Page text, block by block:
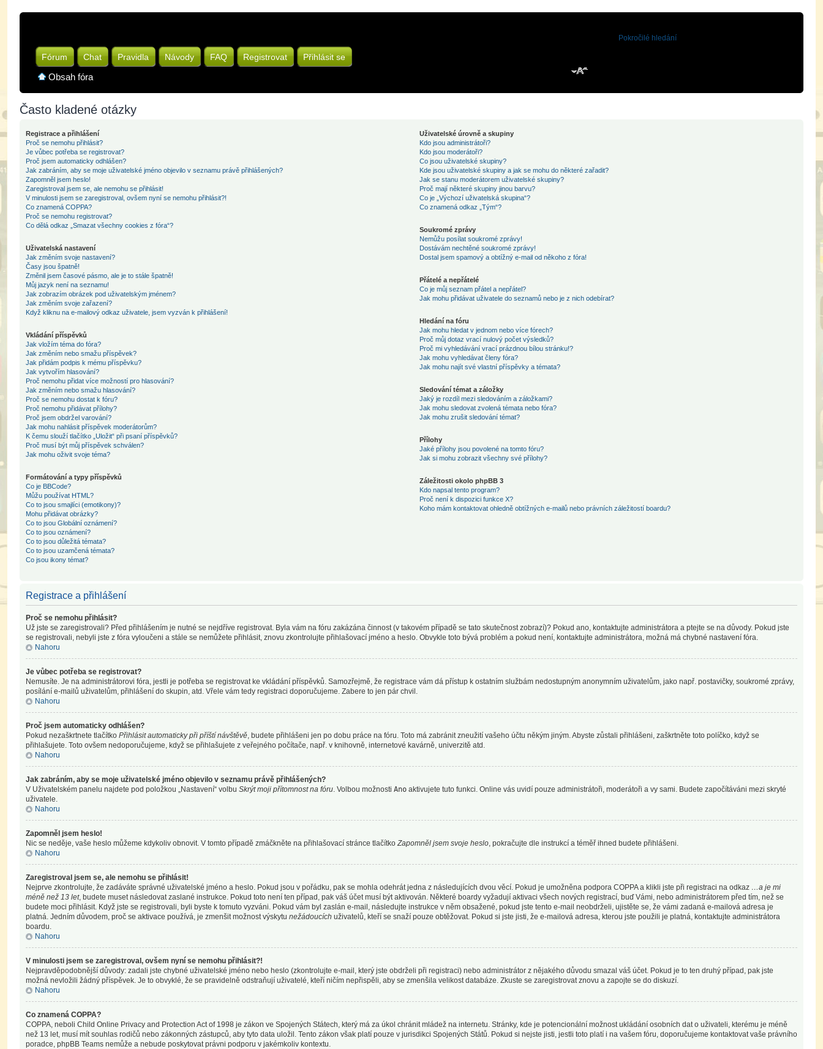
Fórum Chat Pravidla Návody FAQ Registrovat Přihlásit se
Obsah fóra
Pokročilé hledání
Často kladené otázky
Registrace a přihlášení
Proč se nemohu přihlásit?
Je vůbec potřeba se registrovat?
Proč jsem automaticky odhlášen?
Jak zabráním, aby se moje uživatelské jméno objevilo v seznamu právě přihlášených?
Zapomněl jsem heslo!
Zaregistroval jsem se, ale nemohu se přihlásit!
V minulosti jsem se zaregistroval, ovšem nyní se nemohu přihlásit?!
Co znamená COPPA?
Proč se nemohu registrovat?
Co dělá odkaz „Smazat všechny cookies z fóra“?
Uživatelská nastavení
Jak změním svoje nastavení?
Časy jsou špatně!
Změnil jsem časové pásmo, ale je to stále špatně!
Můj jazyk není na seznamu!
Jak zobrazím obrázek pod uživatelským jménem?
Jak změním svoje zařazení?
Když kliknu na e-mailový odkaz uživatele, jsem vyzván k přihlášení!
Vkládání příspěvků
Jak vložím téma do fóra?
Jak změním nebo smažu příspěvek?
Jak přidám podpis k mému příspěvku?
Jak vytvořím hlasování?
Proč nemohu přidat více možností pro hlasování?
Jak změním nebo smažu hlasování?
Proč se nemohu dostat k fóru?
Proč nemohu přidávat přílohy?
Proč jsem obdržel varování?
Jak mohu nahlásit příspěvek moderátorům?
K čemu slouží tlačítko „Uložit“ při psaní příspěvků?
Proč musí být můj příspěvek schválen?
Jak mohu oživit svoje téma?
Formátování a typy příspěvků
Co je BBCode?
Můžu používat HTML?
Co to jsou smajlíci (emotikony)?
Mohu přidávat obrázky?
Co to jsou Globální oznámení?
Co to jsou oznámení?
Co to jsou důležitá témata?
Co to jsou uzamčená témata?
Co jsou ikony témat?
Uživatelské úrovně a skupiny
Kdo jsou administrátoři?
Kdo jsou moderátoři?
Co jsou uživatelské skupiny?
Kde jsou uživatelské skupiny a jak se mohu do některé zařadit?
Jak se stanu moderátorem uživatelské skupiny?
Proč mají některé skupiny jinou barvu?
Co je „Výchozí uživatelská skupina“?
Co znamená odkaz „Tým“?
Soukromé zprávy
Nemůžu posílat soukromé zprávy!
Dostávám nechtěné soukromé zprávy!
Dostal jsem spamový a obtížný e-mail od někoho z fóra!
Přátelé a nepřátelé
Co je můj seznam přátel a nepřátel?
Jak mohu přidávat uživatele do seznamů nebo je z nich odebírat?
Hledání na fóru
Jak mohu hledat v jednom nebo více fórech?
Proč můj dotaz vrací nulový počet výsledků?
Proč mi vyhledávání vrací prázdnou bílou stránku!?
Jak mohu vyhledávat členy fóra?
Jak mohu najít své vlastní příspěvky a témata?
Sledování témat a záložky
Jaký je rozdíl mezi sledováním a záložkami?
Jak mohu sledovat zvolená témata nebo fóra?
Jak mohu zrušit sledování témat?
Přílohy
Jaké přílohy jsou povolené na tomto fóru?
Jak si mohu zobrazit všechny své přílohy?
Záležitosti okolo phpBB 3
Kdo napsal tento program?
Proč není k dispozici funkce X?
Koho mám kontaktovat ohledně obtížných e-mailů nebo právních záležitostí boardu?
Registrace a přihlášení
Proč se nemohu přihlásit?
Už jste se zaregistrovali? Před přihlášením je nutné se nejdříve registrovat. Byla vám na fóru zakázána činnost (v takovém případě se tato skutečnost zobrazí)? Pokud ano, kontaktujte administrátora a ptejte se na důvody. Pokud jste
se registrovali, nebyli jste z fóra vyloučeni a stále se nemůžete přihlásit, znovu zkontrolujte přihlašovací jméno a heslo. Obvykle toto bývá problém a pokud není, kontaktujte administrátora, možná má chybné nastavení fóra.
Nahoru
Je vůbec potřeba se registrovat?
Nemusíte. Je na administrátorovi fóra, jestli je potřeba se registrovat ke vkládání příspěvků. Samozřejmě, že registrace vám dá přístup k ostatním službám nedostupným anonymním uživatelům, jako např. postavičky, soukromé zprávy,
posílání e-mailů uživatelům, přihlášení do skupin, atd. Vřele vám tedy registraci doporučujeme. Zabere to jen pár chvil.
Nahoru
Proč jsem automaticky odhlášen?
Pokud nezaškrtnete tlačítko Přihlásit automaticky při příští návštěvě, budete přihlášeni jen po dobu práce na fóru. Toto má zabránit zneužití vašeho účtu někým jiným. Abyste zůstali přihlášeni, zaškrtněte toto políčko, když se
přihlašujete. Toto ovšem nedoporučujeme, když se přihlašujete z veřejného počítače, např. v knihovně, internetové kavárně, univerzitě atd.
Nahoru
Jak zabráním, aby se moje uživatelské jméno objevilo v seznamu právě přihlášených?
V Uživatelském panelu najdete pod položkou „Nastavení“ volbu Skrýt moji přítomnost na fóru. Volbou možnosti Ano aktivujete tuto funkci. Online vás uvidí pouze administrátoři, moderátoři a vy sami. Budete započítáváni mezi skryté
uživatele.
Nahoru
Zapomněl jsem heslo!
Nic se neděje, vaše heslo můžeme kdykoliv obnovit. V tomto případě zmáčkněte na přihlašovací stránce tlačítkoZapomněl jsem svoje heslo, pokračujte dle instrukcí a téměř ihned budete přihlášeni.
Nahoru
Zaregistroval jsem se, ale nemohu se přihlásit!
Nejprve zkontrolujte, že zadáváte správné uživatelské jméno a heslo. Pokud jsou v pořádku, pak se mohla odehrát jedna z následujících dvou věcí. Pokud je umožněna podpora COPPA a klikli jste při registraci na odkaz …a je mi
méně než 13 let, budete muset následovat zaslané instrukce. Pokud toto není ten případ, pak váš účet musí být aktivován. Některé boardy vyžadují aktivaci všech nových registrací, buď Vámi, nebo administrátorem před tím, než se
budete moci přihlásit. Když jste se registrovali, byli byste k tomuto vyzváni. Pokud vám byl zaslán e-mail, následujte instrukce v něm obsažené, pokud jste tento e-mail neobdrželi, ujistěte se, že vámi zadaná e-mailová adresa je
platná. Jedním důvodem, proč se aktivace používá, je zmenšit možnost výskytu nežádoucích uživatelů, kteří se snaží pouze obtěžovat. Pokud si jste jisti, že e-mailová adresa, kterou jste použili je platná, kontaktujte administrátora
boardu.
Nahoru
V minulosti jsem se zaregistroval, ovšem nyní se nemohu přihlásit?!
Nejpravděpodobnější důvody: zadali jste chybné uživatelské jméno nebo heslo (zkontrolujte e-mail, který jste obdrželi při registraci) nebo administrátor z nějakého důvodu smazal váš účet. Pokud je to ten druhý případ, pak jste
možná nevložili žádný příspěvek. Je to obvyklé, že se pravidelně odstraňují uživatelé, kteří ničím nepřispěli, aby se zmenšila velikost databáze. Zkuste se zaregistrovat znovu a zapojte se do diskuzí.
Nahoru
Co znamená COPPA?
COPPA, neboli Child Online Privacy and Protection Act of 1998 je zákon ve Spojených Státech, který má za úkol chránit mládež na internetu. Stránky, kde je potencionální možnost ukládání osobních dat o uživateli, kterému je méně
než 13 let, musí mít souhlas rodičů nebo zákonných zástupců, aby tyto data uložil. Tento zákon však platí pouze v jurisdikci Spojených Států. Pokud si nejste jisti, jestli toto platí i na vašem fóru, doporučujeme kontaktovat vaše právního
poradce, phpBB Teams nemůže a nebude poskytovat právni podporu v jakémkoliv kontextu.